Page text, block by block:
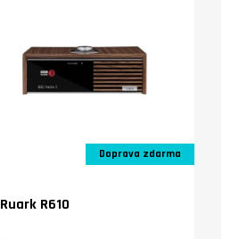
Doprava zdarma
Ruark R610